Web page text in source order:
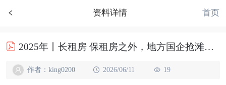
资料详情 首页
2025年丨长租房 保租房之外，地方国企抢滩市场化租赁新路
作者：king0200 2026/06/11 19